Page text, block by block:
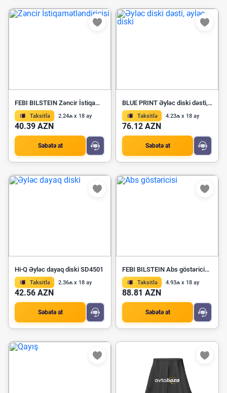
FEBI BILSTEIN Zəncir İstiqamətləndiricisi 21232
Taksitlə 2.24₼ x 18 ay
40.39 AZN
Səbətə at
BLUE PRINT Əyləc diski dəsti, əyləc diski ADB114220
Taksitlə 4.23₼ x 18 ay
76.12 AZN
Səbətə at
Hi-Q Əyləc dayaq diski SD4501
Taksitlə 2.36₼ x 18 ay
42.56 AZN
Səbətə at
FEBI BILSTEIN Abs göstəricisi 24128
Taksitlə 4.93₼ x 18 ay
88.81 AZN
Səbətə at